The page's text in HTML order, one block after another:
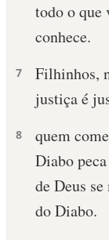
todo o que
conhece.
7
Filhinhos,
justiça é
8
quem
Diabo
de Deus
do Diabo.